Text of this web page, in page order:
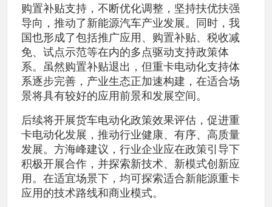
购置补贴支持，不断优化调整，坚持扶优扶强
导向，推动了新能源汽车产业发展。同时，我
国也形成了包括推广应用、购置补贴、税收减
免、试点示范等在内的多点驱动支持政策体
系。虽然购置补贴退出，但重卡电动化支持体
系逐步完善，产业生态正加速构建，在适合场
景将具有较好的应用前景和发展空间。
后续将开展货车电动化政策效果评估，促进重
卡电动化发展，推动行业健康、有序、高质量
发展。方海峰建议，行业企业应在政策引导下
积极开展合作，并探索新技术、新模式创新应
用。在适宜场景下，均可探索适合新能源重卡
应用的技术路线和商业模式。